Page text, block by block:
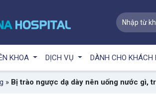
KHOA DỊCH VỤ DÀNH CHO KHÁCH
» Bị trào ngược dạ dày nên uống nước gì,